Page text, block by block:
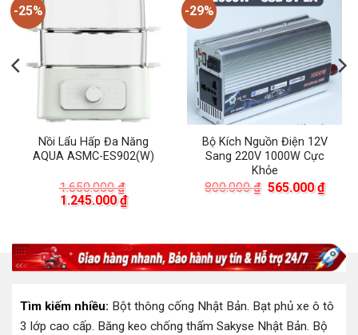
-25%
Nồi Lẩu Hấp Đa Năng
AQUA ASMC-ES902(W)
1.650.000₫
Giá
1.245.000₫Giá
hiện
1.245.000 ₫.
-29%
Bộ Kích Nguồn Điện 12V
Sang 220V 1000W Cực
Khỏe
800.000₫ Giá
565.000₫Giá
hiện
₫.
Tìm kiếm nhiều: Bột thông cống Nhật Bản. Bạt phủ xe ô tô
3 lớp cao cấp. Băng keo chống thấm Sakyse Nhật Bản. Bộ